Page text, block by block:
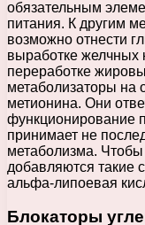
обязательным
питания. К другим
возможно отнести
выработке желчных
переработке
метаболизаторы на
метионина. Они
функционирование
принимает не
метаболизма.
добавляются такие
альфа-липоевая
Блокаторы